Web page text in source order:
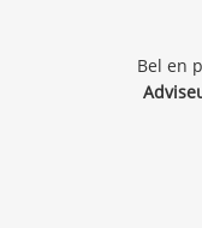
Bel en